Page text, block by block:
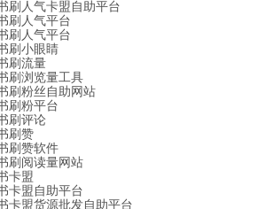
刷人气卡盟自助平台
刷人气平台
刷人气平台
刷小眼睛
刷流量
刷浏览量工具
刷粉丝自助网站
刷粉平台
刷评论
刷赞
刷赞软件
刷阅读量网站
卡盟
卡盟自助平台
卡盟货源批发自助平台